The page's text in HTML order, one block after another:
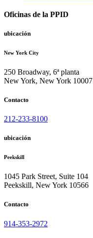
Oficinas de la PPID
ubicación
New York City
250 Broadway, 6ª planta
New York, New York 10007
Contacto
212-233-8100
ubicación
Peekskill
1045 Park Street, Suite 104
Peekskill, New York 10566
Contacto
914-353-2972